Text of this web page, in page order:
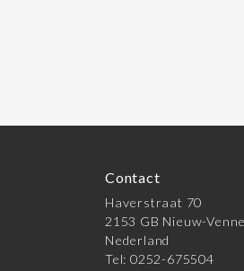
Contact
Haverstraat 70
2153 GB Nieuw-
Nederland
Tel: 0252-675504